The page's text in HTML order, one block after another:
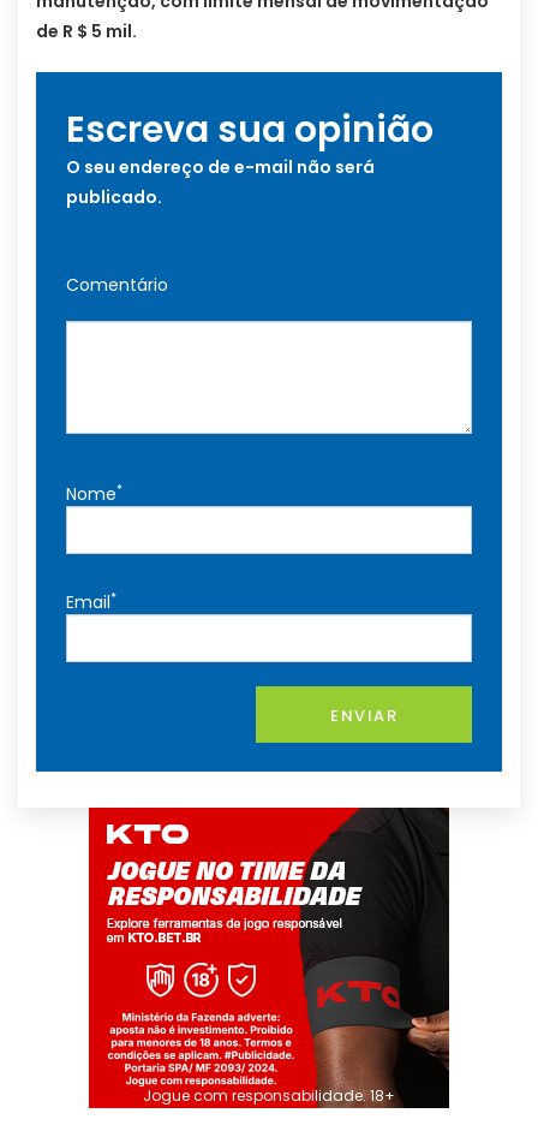
de R $ 5 mil.
Escreva sua opinião
O seu endereço de e-mail não será
publicado.
Comentário
Nome*
Email*
ENVIAR
Jogue com responsabilidade. 18+